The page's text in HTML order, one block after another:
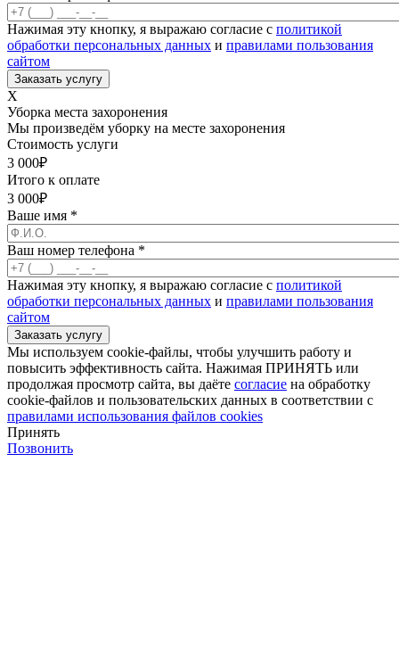
Нажимая эту кнопку, я выражаю согласие с политикой
обработки персональных данных и правилами пользования
сайтом
X
Уборка места захоронения
Мы произведём уборку на месте захоронения
Стоимость услуги
3 000₽
Итого к оплате
3 000₽
Ваше имя *
Ваш номер телефона *
Нажимая эту кнопку, я выражаю согласие с политикой
обработки персональных данных и правилами пользования
сайтом
Мы используем cookie-файлы, чтобы улучшить работу и
повысить эффективность сайта. Нажимая ПРИНЯТЬ или
продолжая просмотр сайта, вы даёте согласие на обработку
cookie-файлов и пользовательских данных в соответствии с
правилами использования файлов cookies
Принять
Позвонить